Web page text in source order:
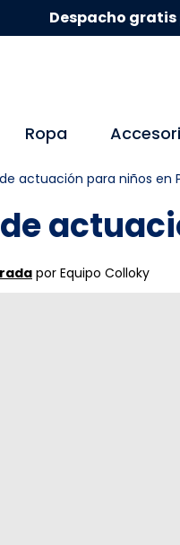
Despacho gratis
Ropa
actuación para niños en
por Equipo Colloky